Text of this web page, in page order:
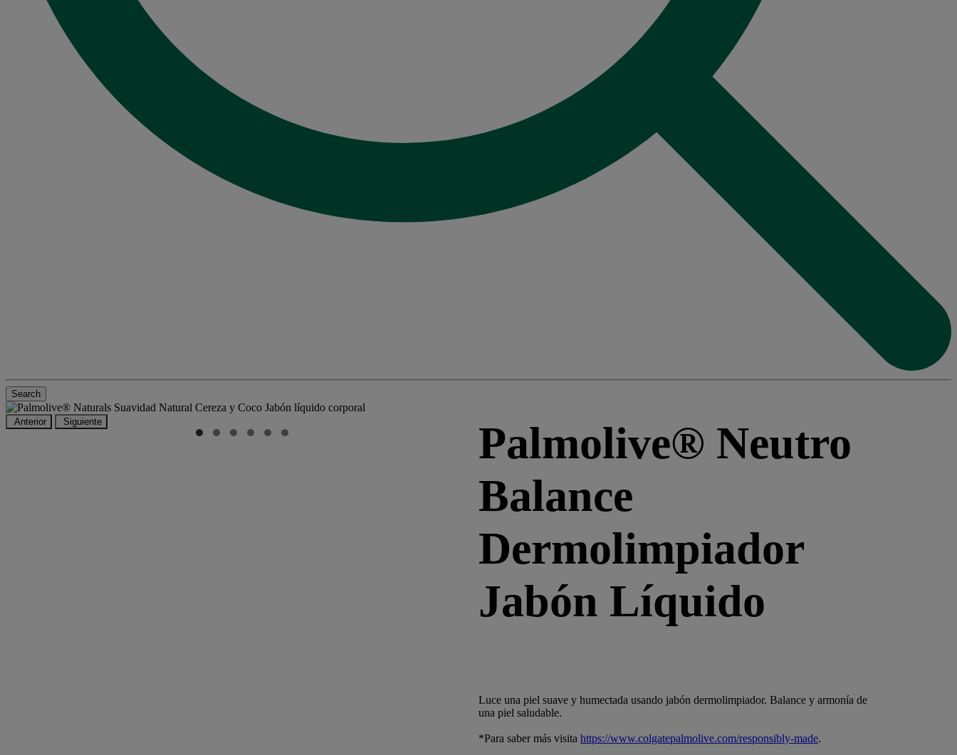
Search
Anterior Siguiente
Palmolive® Neutro
Balance
Dermolimpiador
Jabón Líquido
Luce una piel suave y humectada usando jabón dermolimpiador. Balance y armonía de
una piel saludable.
*Para saber más visita https://www.colgatepalmolive.com/responsibly-made.